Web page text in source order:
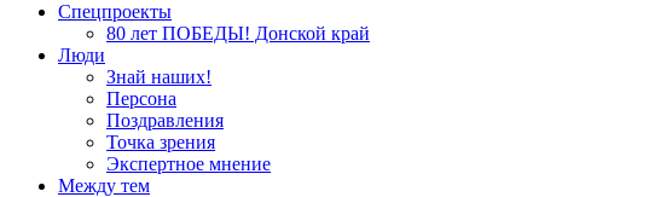
Спецпроекты
80 лет ПОБЕДЫ! Донской край
Люди
Знай наших!
Персона
Поздравления
Точка зрения
Экспертное мнение
Между тем